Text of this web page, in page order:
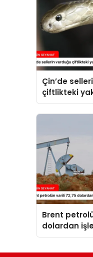
Çin’de
çiftlikteki
kaçtı
Brent
dolardan